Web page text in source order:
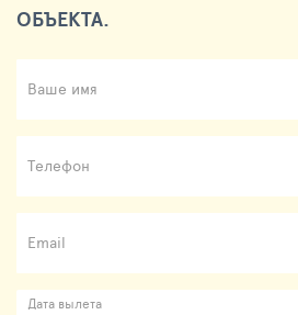
ОБЪЕКТА.
Ваше имя
Телефон
Email
Дата вылета